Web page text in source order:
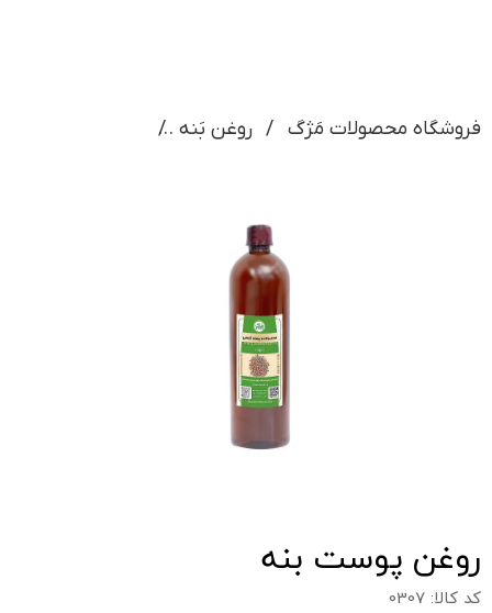
فروشگاه محصولات مَژگ روغن بَنه
روغن پوست بنه
کد کالا: 0307